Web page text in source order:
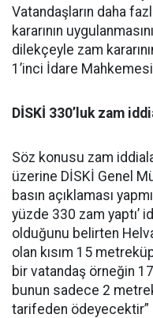
Vatandaşların daha
kararının
dilekçeyle zam
1’inci İdare
DİSKİ 330’luk zam
Söz konusu zam
üzerine DİSKİ Genel
basın açıklaması
yüzde 330 zam yaptı’
olduğunu belirten
olan kısım 15
bir vatandaş örneğin
bunun sadece 2
tarifeden ödeyecektir”